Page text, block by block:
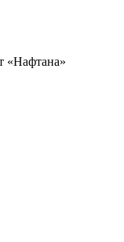
«Нафтана»